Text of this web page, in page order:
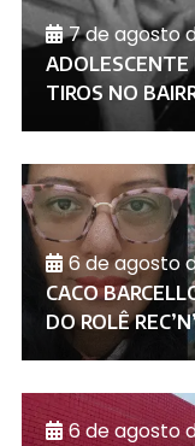
7 de agosto
ADOLESCENTE
TIROS NO
6 de agosto
CACO
DO ROLÊ
6 de agosto